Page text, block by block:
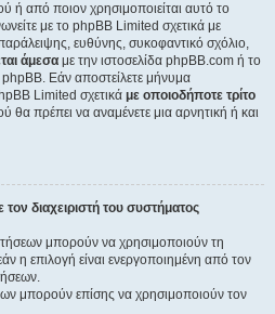
ή από ποιον χρησιμοποιείται αυτό το
με το phpBB Limited σχετικά με
ευθύνης, συκοφαντικό σχόλιο,
άμεσα με την ιστοσελίδα phpBB.com ή το
phpBB. Εάν αποστείλετε μήνυμα
Limited σχετικά με οποιοδήποτε τρίτο
θα πρέπει να αναμένετε μια αρνητική ή και
διαχειριστή του συστήματος
μπορούν να χρησιμοποιούν τη
η επιλογή είναι ενεργοποιημένη από τον
μπορούν επίσης να χρησιμοποιούν τον